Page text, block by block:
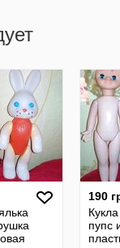
190
пупс